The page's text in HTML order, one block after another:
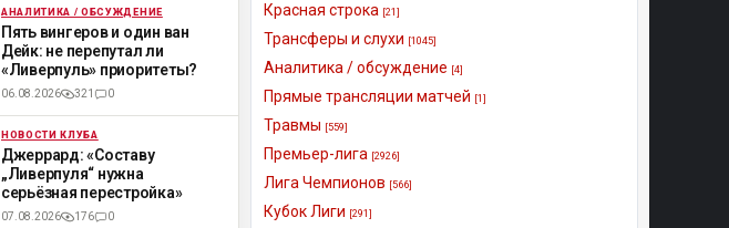
АНАЛИТИКА / ОБСУЖДЕНИЕ
Пять вингеров и один ван
Дейк: не перепутал ли
«Ливерпуль» приоритеты?
06.08.2026 321 0
НОВОСТИ КЛУБА
Джеррард: «Составу
„Ливерпуля“ нужна
серьёзная перестройка»
07.08.2026 176 0
Красная строка [21]
Трансферы и слухи [1045]
Аналитика / обсуждение [4]
Прямые трансляции матчей [1]
Травмы [559]
Премьер-лига [2926]
Лига Чемпионов [566]
Кубок Лиги [291]